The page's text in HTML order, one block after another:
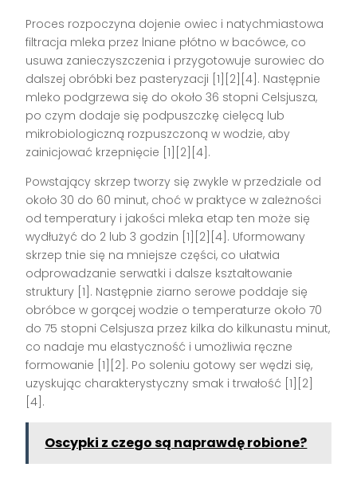
Proces rozpoczyna dojenie owiec i natychmiastowa
filtracja mleka przez lniane płótno w bacówce, co
usuwa zanieczyszczenia i przygotowuje surowiec do
dalszej obróbki bez pasteryzacji [1][2][4]. Następnie
mleko podgrzewa się do około 36 stopni Celsjusza,
po czym dodaje się podpuszczkę cielęcą lub
mikrobiologiczną rozpuszczoną w wodzie, aby
zainicjować krzepnięcie [1][2][4].
Powstający skrzep tworzy się zwykle w przedziale od
około 30 do 60 minut, choć w praktyce w zależności
od temperatury i jakości mleka etap ten może się
wydłużyć do 2 lub 3 godzin [1][2][4]. Uformowany
skrzep tnie się na mniejsze części, co ułatwia
odprowadzanie serwatki i dalsze kształtowanie
struktury [1]. Następnie ziarno serowe poddaje się
obróbce w gorącej wodzie o temperaturze około 70
do 75 stopni Celsjusza przez kilka do kilkunastu minut,
co nadaje mu elastyczność i umożliwia ręczne
formowanie [1][2]. Po soleniu gotowy ser wędzi się,
uzyskując charakterystyczny smak i trwałość [1][2]
[4].
Oscypki z czego są naprawdę robione?